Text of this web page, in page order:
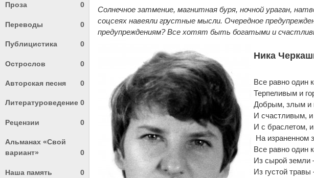
Проза 0
Переводы 0
Публицистика 0
Острослов 0
Авторская песня 0
Литературоведение 0
Рецензии 0
Альманах «Свой
вариант»
0
Наша память 0
Солнечное затмение, магнитная буря, ночной ураган,
соцсеях навеяли грустные мысли. Очередное
предупреждениям? Все хотят быть богатыми и
Ника
Все равно один
Терпеливым и
Добрым, злым и
И счастливым,
И с браслетом,
На израненном
Все равно один
Из сырой земли
Из густой травы